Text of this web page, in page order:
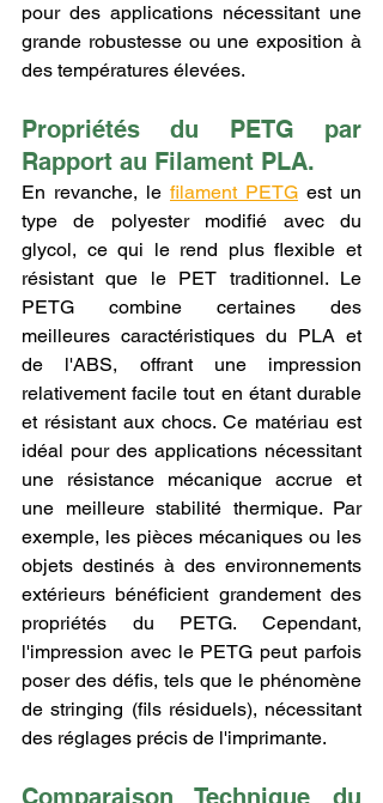
pour des applications nécessitant une
grande robustesse ou une exposition à
des températures élevées.
Propriétés du PETG par
Rapport au Filament PLA.
En revanche, le filament PETG est un
type de polyester modifié avec du
glycol, ce qui le rend plus flexible et
résistant que le PET traditionnel. Le
PETG combine certaines des
meilleures caractéristiques du PLA et
de l'ABS, offrant une impression
relativement facile tout en étant durable
et résistant aux chocs. Ce matériau est
idéal pour des applications nécessitant
une résistance mécanique accrue et
une meilleure stabilité thermique. Par
exemple, les pièces mécaniques ou les
objets destinés à des environnements
extérieurs bénéficient grandement des
propriétés du PETG. Cependant,
l'impression avec le PETG peut parfois
poser des défis, tels que le phénomène
de stringing (fils résiduels), nécessitant
des réglages précis de l'imprimante.
Comparaison Technique du